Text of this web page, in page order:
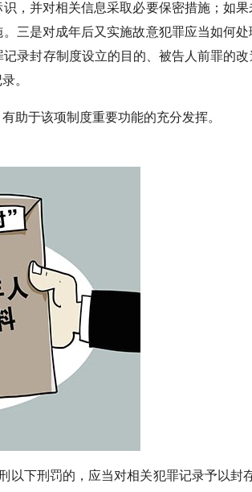
，并对相关信息采取必要保密措施；如
三是对成年后又实施故意犯罪应当如何
录封存制度设立的目的、被告人前罪的
。
于该项制度重要功能的充分发挥。
下刑罚的，应当对相关犯罪记录予以封存